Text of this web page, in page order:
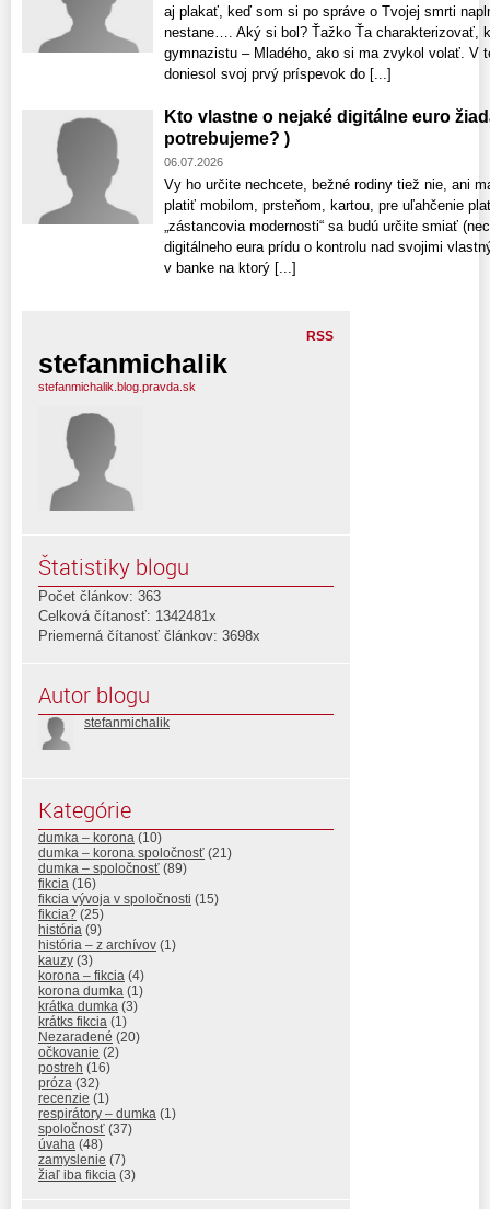
aj plakať, keď som si po správe o Tvojej smrti
nestane…. Aký si bol? Ťažko Ťa charakterizovať,
gymnazistu – Mladého, ako si ma zvykol volať. V
doniesol svoj prvý príspevok do [...]
Kto vlastne o nejaké digitálne euro
potrebujeme? )
06.07.2026
Vy ho určite nechcete, bežné rodiny tiež nie, ani
platiť mobilom, prsteňom, kartou, pre uľahčenie
„zástancovia modernosti“ sa budú určite smiať
digitálneho eura prídu o kontrolu nad svojimi
v banke na ktorý [...]
RSS
stefanmichalik
stefanmichalik.blog.pravda.sk
Štatistiky blogu
Počet článkov: 363
Celková čítanosť: 1342481x
Priemerná čítanosť článkov: 3698x
Autor blogu
stefanmichalik
Kategórie
dumka – korona (10)
dumka – korona spoločnosť (21)
dumka – spoločnosť (89)
fikcia (16)
fikcia vývoja v spoločnosti (15)
fikcia? (25)
história (9)
história – z archívov (1)
kauzy (3)
korona – fikcia (4)
korona dumka (1)
krátka dumka (3)
krátks fikcia (1)
Nezaradené (20)
očkovanie (2)
postreh (16)
próza (32)
recenzie (1)
respirátory – dumka (1)
spoločnosť (37)
úvaha (48)
zamyslenie (7)
žiaľ iba fikcia (3)